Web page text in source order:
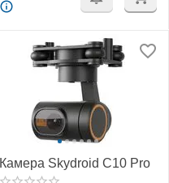
Камера Skydroid C10 Pro